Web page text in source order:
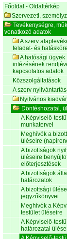
Főoldal - Oldaltérkép
Szervezeti,
Tevékenységre,
vonatkozó adatok
A szerv
feladat- és hatásköre
A hatósági ügyek
intézésének
kapcsolatos adatok
Közszolgáltatások
A szerv
Nyilvános
Döntéshozatal,
A Képviselő-
munkatervei
Meghívók a
üléseire
A bizottságok
üléseire
előterjesztések
A bizottságok
határozatok
A bizottsági
jegyzőkönyvei
Meghívók a
testület üléseire
A Képviselő-
határozatai